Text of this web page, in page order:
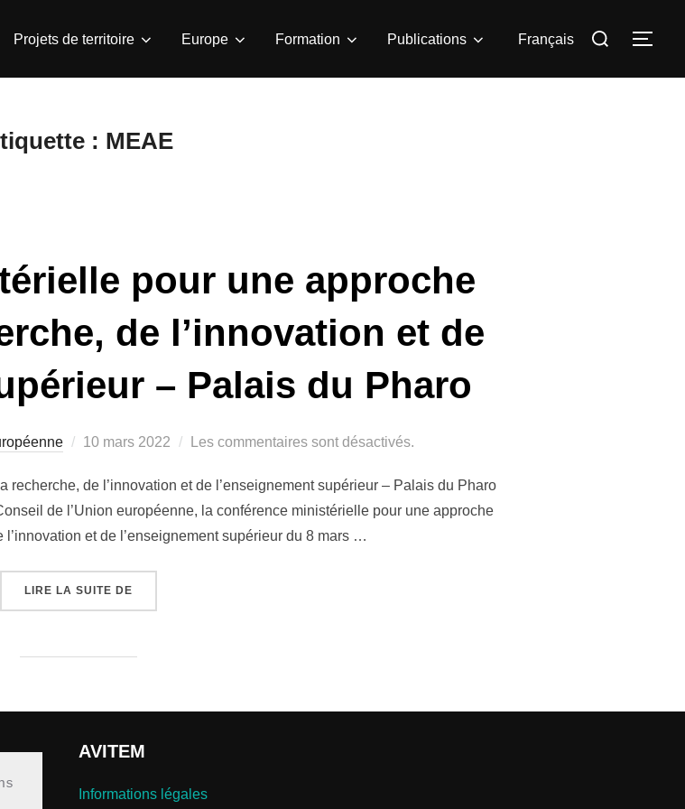
Projets de territoire Europe Formation Publications Français
Rechercher :
: MEAE
pour une approche
de l’innovation et de
– Palais du Pharo
Publié
10 mars 2022 Les commentaires sont désactivés.
de l’innovation et de l’enseignement supérieur – Palais du Pharo
de l’Union européenne, la conférence ministérielle pour une approche
et de l’enseignement supérieur du 8 mars …
LIRE LA SUITE DE
AVITEM
Informations légales